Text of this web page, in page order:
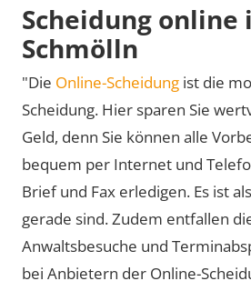
Scheidung online
Schmölln
"Die Online-Scheidung ist die
Scheidung. Hier sparen Sie
Geld, denn Sie können alle
bequem per Internet und
Brief und Fax erledigen. Es ist
gerade sind. Zudem entfallen
Anwaltsbesuche und
bei Anbietern der Online-